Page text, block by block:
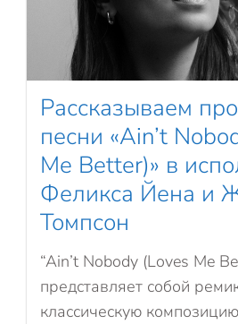
Рассказываем
песни «Ain’t
Me Better)» в
Феликса Йена и
Томпсон
“Ain’t Nobody (Loves Me
представляет собой
классическую